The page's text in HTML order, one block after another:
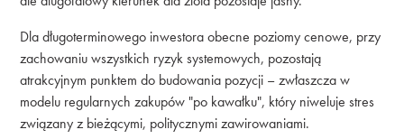
Dla długoterminowego inwestora obecne poziomy cenowe, przy
zachowaniu wszystkich ryzyk systemowych, pozostają
atrakcyjnym punktem do budowania pozycji – zwłaszcza w
modelu regularnych zakupów "po kawałku", który niweluje stres
związany z bieżącymi, politycznymi zawirowaniami.